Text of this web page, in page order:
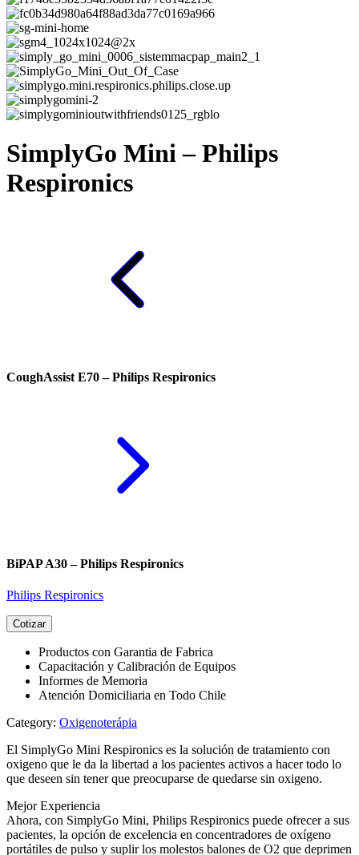
SimplyGo Mini – Philips
Respironics
CoughAssist E70 – Philips Respironics
BiPAP A30 – Philips Respironics
Philips Respironics
Cotizar
Productos con Garantia de Fabrica
Capacitación y Calibración de Equipos
Informes de Memoria
Atención Domiciliaria en Todo Chile
Category: Oxigenoterápia
El SimplyGo Mini Respironics es la solución de tratamiento con
oxigeno que le da la libertad a los pacientes activos a hacer todo lo
que deseen sin tener que preocuparse de quedarse sin oxigeno.
Mejor Experiencia
Ahora, con SimplyGo Mini, Philips Respironics puede ofrecer a sus
pacientes, la opción de excelencia en concentradores de oxígeno
portátiles de pulso y suplir los molestos balones de O2 que deprimen